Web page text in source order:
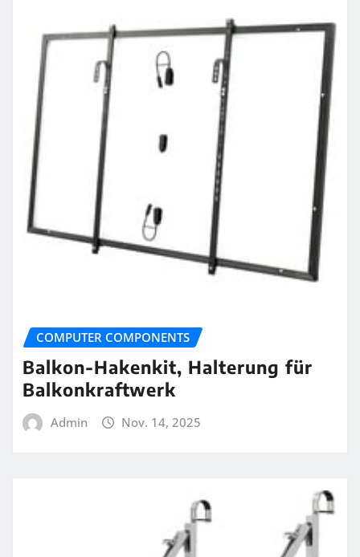
COMPUTER COMPONENTS
Balkon-Hakenkit, Halterung für
Balkonkraftwerk
Admin Nov. 14, 2025